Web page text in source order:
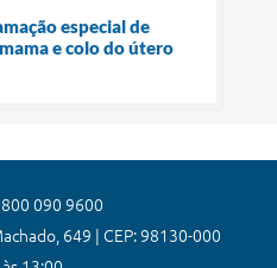
especial de
e colo do útero
090 9600
649 | CEP: 98130-000